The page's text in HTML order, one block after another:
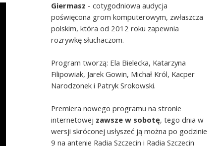
Giermasz - cotygodniowa audycja
poświęcona grom komputerowym, zwłaszcza
polskim, która od 2012 roku zapewnia
rozrywkę słuchaczom.
Program tworzą: Ela Bielecka, Katarzyna
Filipowiak, Jarek Gowin, Michał Król, Kacper
Narodzonek i Patryk Srokowski.
Premiera nowego programu na stronie
internetowej zawsze w sobotę, tego dnia w
wersji skróconej usłyszeć ją można po godzinie
9 na antenie Radia Szczecin i Radia Szczecin